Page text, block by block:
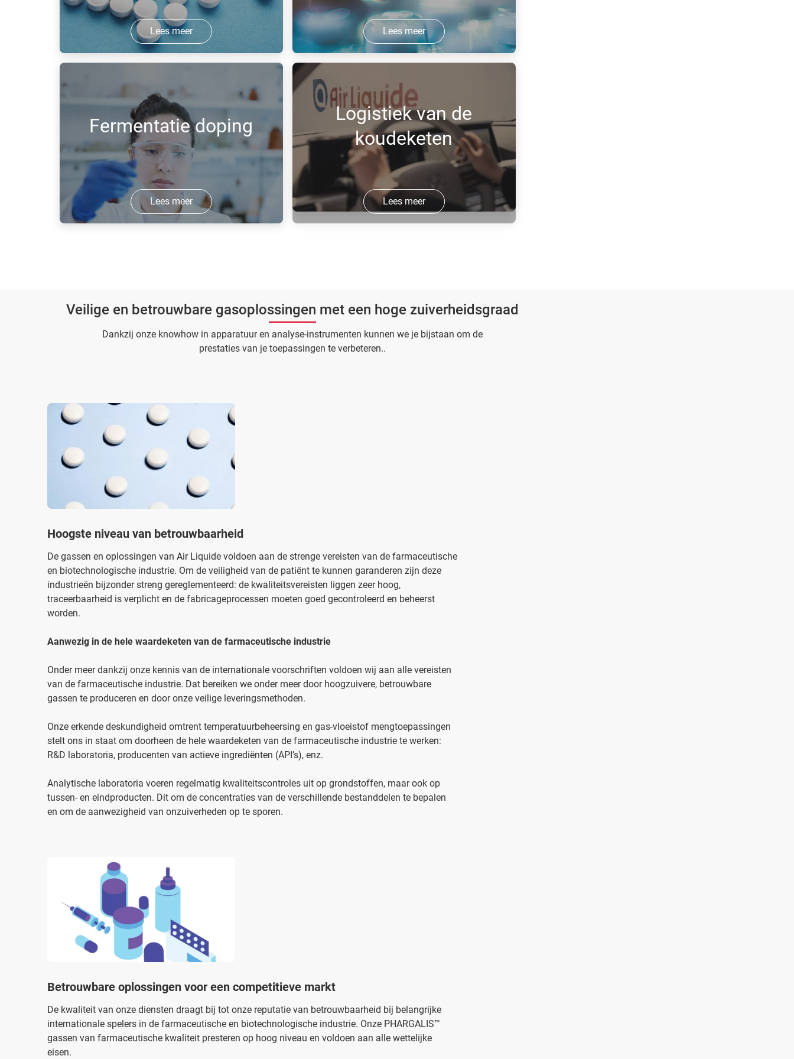
Lees meer
stikstof is de optimale oplossing voor
het conservereng van kwetsbare en
waardevolle (bio) medicijnen.
Lees meer
Therapeutische proteïnen worden
tijdens het vullen en afwerken met
stikstof verpakt om de houdbaarheid te
verlengen.
Fermentatie doping
Lees meer
Logistiek van de
koudeketen
Lees meer
gevo ...
Veilige en betrouwbare gasoplossingen met een hoge zuiverheidsgraad
Dankzij onze knowhow in apparatuur en analyse-instrumenten kunnen we je bijstaan om de
prestaties van je toepassingen te verbeteren..
Hoogste niveau van betrouwbaarheid
De gassen en oplossingen van Air Liquide voldoen aan de strenge vereisten van de farmaceutische
en biotechnologische industrie. Om de veiligheid van de patiënt te kunnen garanderen zijn deze
industrieën bijzonder streng gereglementeerd: de kwaliteitsvereisten liggen zeer hoog,
traceerbaarheid is verplicht en de fabricageprocessen moeten goed gecontroleerd en beheerst
worden.
Aanwezig in de hele waardeketen van de farmaceutische industrie
Onder meer dankzij onze kennis van de internationale voorschriften voldoen wij aan alle vereisten
van de farmaceutische industrie. Dat bereiken we onder meer door hoogzuivere, betrouwbare
gassen te produceren en door onze veilige leveringsmethoden.
Onze erkende deskundigheid omtrent temperatuurbeheersing en gas-vloeistof mengtoepassingen
stelt ons in staat om doorheen de hele waardeketen van de farmaceutische industrie te werken:
R&D laboratoria, producenten van actieve ingrediënten (API’s), enz.
Analytische laboratoria voeren regelmatig kwaliteitscontroles uit op grondstoffen, maar ook op
tussen- en eindproducten. Dit om de concentraties van de verschillende bestanddelen te bepalen
en om de aanwezigheid van onzuiverheden op te sporen.
Betrouwbare oplossingen voor een competitieve markt
De kwaliteit van onze diensten draagt bij tot onze reputatie van betrouwbaarheid bij belangrijke
internationale spelers in de farmaceutische en biotechnologische industrie. Onze PHARGALIS™
gassen van farmaceutische kwaliteit presteren op hoog niveau en voldoen aan alle wettelijke
eisen.